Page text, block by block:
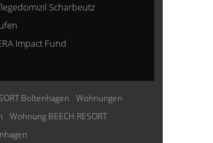
Scharbeutz
Impact Fund
Boltenhagen
Wohnungen
Wohnung BEECH RESORT